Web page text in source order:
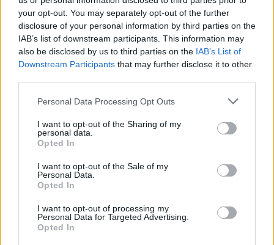
your opt-out. You may separately opt-out of the further
disclosure of your personal information by third parties on the
IAB’s list of downstream participants. This information may
also be disclosed by us to third parties on the IAB’s List of
Downstream Participants that may further disclose it to other
Personal Data Processing Opt Outs
I want to opt-out of the Sharing of my
personal data.
Opted In
I want to opt-out of the Sale of my
Personal Data.
Opted In
I want to opt-out of processing my
Personal Data for Targeted Advertising.
Opted In
Εμφανώς συγκινημένος ο Κυριάκος Μητσοτάκης
τόνισε χαρακτηριστικά πως είναι ευτυχής και
υπερήφανος που η παρουσία του στο Κογκρέσο
γέμισε με περηφάνια την Ελληνοαμερικανική
κοινότητα. «Σας ευχαριστώ για τη στήριξη σας,
σήμερα είναι μία ιδιαίτερη ημέρα για την Ελλάδα,
την Κύπρο, έχετε κάθε λόγο να αισθάνεστε
περήφανοι και εγώ αισθάνομαι περήφανος»
κατέληξε ο πρωθυπουργός. Στο τέλος της
επιφανείς Ομογενείς για την προσφορά τους στην